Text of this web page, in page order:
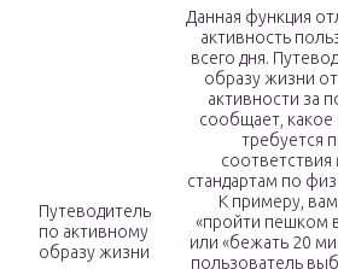
Путеводитель
по активному
образу жизни
Данная функция
активность
всего дня.
образу жизни
активности за
сообщает, какое
требуется
стандартам по
К примеру,
«пройти пешком
или «бежать 20
пользователь